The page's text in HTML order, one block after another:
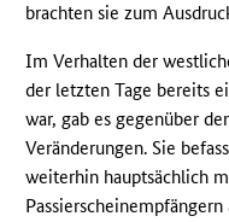
brachten sie zum
Im Verhalten der
der letzten Tage bereits
war, gab es gegenüber
Veränderungen. Sie
weiterhin hauptsächlich